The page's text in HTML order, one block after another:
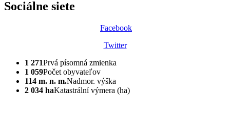
Sociálne siete
Facebook
Twitter
1 271Prvá písomná zmienka
1 059Počet obyvateľov
114 m. n. m.Nadmor. výška
2 034 haKatastrální výmera (ha)